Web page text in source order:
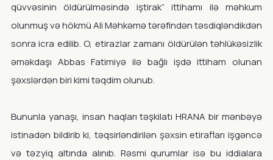
qüvvəsinin öldürülməsində iştirak” ittihamı ilə məhkum
olunmuş və hökmü Ali Məhkəmə tərəfindən təsdiqləndikdən
sonra icra edilib. O, etirazlar zamanı öldürülən təhlükəsizlik
əməkdaşı Abbas Fatimiyə ilə bağlı işdə ittiham olunan
şəxslərdən biri kimi təqdim olunub.
Bununla yanaşı, insan haqları təşkilatı HRANA bir mənbəyə
istinadən bildirib ki, təqsirləndirilən şəxsin etirafları işgəncə
və təzyiq altında alınıb. Rəsmi qurumlar isə bu iddialara